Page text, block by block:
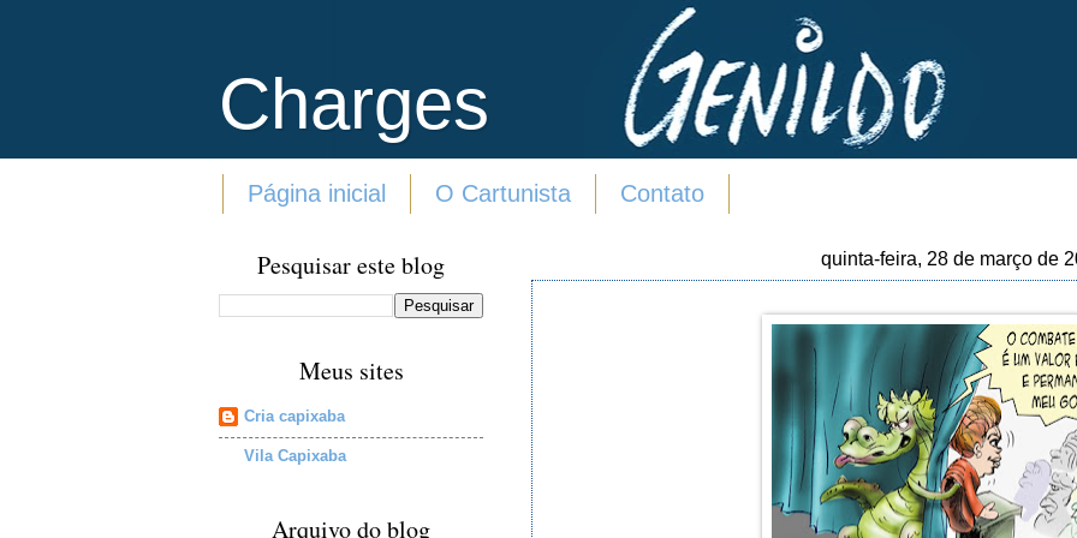
Charges
Página inicial O Cartunista Contato
quinta-feira, 28 de março de
Pesquisar este blog
Meus sites
Cria capixaba
Vila Capixaba
Arquivo do blog